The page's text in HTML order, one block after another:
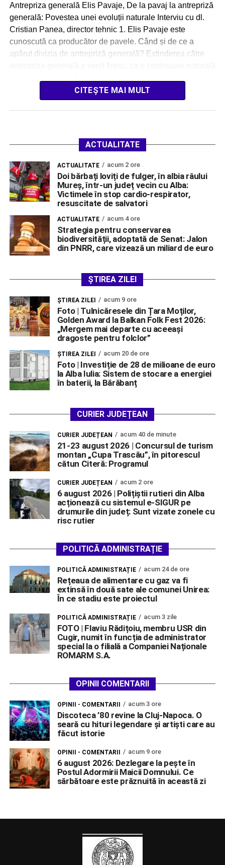
Antrepriza generală Elis Pavaje, De la pavaj la antrepriză
generală: Povestea unei evoluții naturale Interviu cu dl.
Cristian Panea, director tehnic 1. Elis Pavaje este
cunoscută ca producător de pavele. Când și de ce a
apărut divizia de antrepriză generală? Extinderea către
CITEȘTE MAI MULT
ACTUALITATE
ACTUALITATE acum 2 ore
Doi bărbați loviți de fulger, în albia râului
Mureș, într-un județ vecin cu Alba:
Victimele în stop cardio-respirator,
resuscitate de salvatori
ACTUALITATE acum 4 ore
Strategia pentru conservarea
biodiversității, adoptată de Senat: Jalon
din PNRR, care vizează un miliard de euro
ȘTIREA ZILEI
ŞTIREA ZILEI acum 9 ore
Foto | Tulnicăresele din Țara Moților,
Golden Award la Balkan Folk Fest 2026:
„Mergem mai departe cu aceeași
dragoste pentru folclor”
ŞTIREA ZILEI acum 20 de ore
Foto | Investiție de 28 de milioane de euro
la Alba Iulia: Sistem de stocare a energiei
în baterii, la Bărăbanț
CURIER JUDEȚEAN
CURIER JUDEȚEAN acum 40 de minute
21-23 august 2026 | Concursul de turism
montan „Cupa Trascău”, în pitorescul
cătun Citeră: Programul
CURIER JUDEȚEAN acum 2 ore
6 august 2026 | Polițiștii rutieri din Alba
acționează cu sistemul e-SIGUR pe
drumurile din județ: Sunt vizate zonele cu
risc rutier
POLITICĂ ADMINISTRAȚIE
POLITICĂ ADMINISTRAȚIE acum 24 de ore
Rețeaua de alimentare cu gaz va fi
extinsă în două sate ale comunei Unirea:
În ce stadiu este proiectul
POLITICĂ ADMINISTRAȚIE acum 3 zile
FOTO | Flaviu Rădițoiu, membru USR din
Cugir, numit în funcția de administrator
special la o filială a Companiei Naționale
ROMARM S.A.
OPINII COMENTARII
OPINII - COMENTARII acum 3 ore
Discoteca ’80 revine la Cluj-Napoca. O
seară cu hituri legendare și artiști care au
făcut istorie
OPINII - COMENTARII acum 9 ore
6 august 2026: Dezlegare la pește în
Postul Adormirii Maicii Domnului. Ce
sărbătoare este prăznuită în această zi